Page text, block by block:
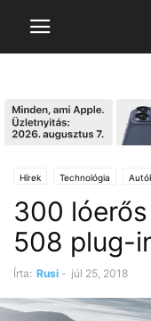
Hírek Technológia
300
508 plug-
Írta: Rusi - júl 25, 2018